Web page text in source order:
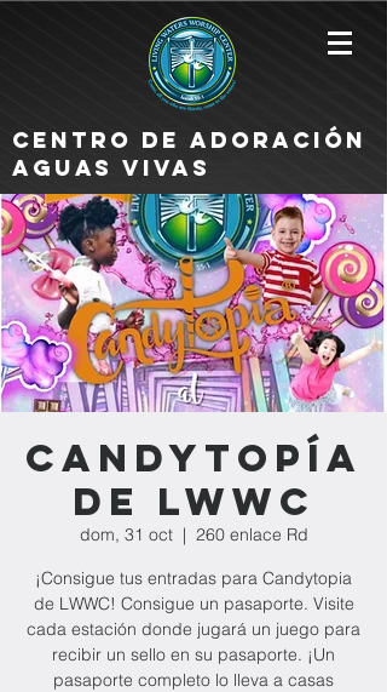
Centro de Adoración
Aguas Vivas
Candytopía
de LWWC
dom, 31 oct
  |
260 enlace Rd
¡Consigue tus entradas para Candytopia
de LWWC! Consigue un pasaporte. Visite
cada estación donde jugará un juego para
recibir un sello en su pasaporte. ¡Un
pasaporte completo lo lleva a casas